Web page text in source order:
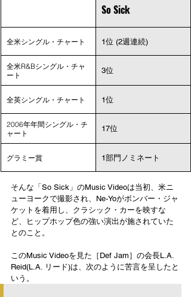
So Sick
全米シングル・チャート 1位 (2週連続)
全米R&Bシングル・チャ
ート
3位
全英シングル・チャート 1位
2006年年間シングル・チ
ャート
17位
グラミー賞 1部門ノミネート
そんな「So Sick」のMusic Videoは当初、米ニ
ューヨークで撮影され、Ne-Yoがボンバー・ジャ
ケットを着用し、クラシック・カーを映すな
ど、ヒップホップ色の強い演出が施されていた
とのこと。
このMusic Videoを見た［Def Jam］の会長L.A.
Reid(L.A. リード)は、次のように苦言を呈したと
いう。